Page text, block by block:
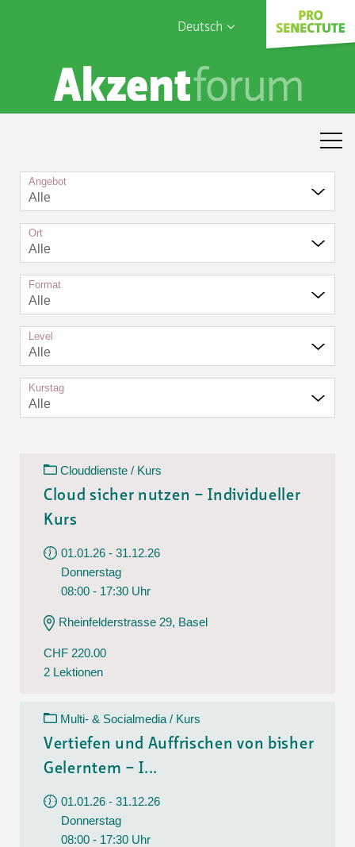
Deutsch
English
Français
Sophia Care
Angebot
Alle
Ort
Alle
Format
Alle
Level
Alle
Kurstag
Alle
Clouddienste / Kurs
Cloud sicher nutzen – Individueller
Kurs
01.01.26 - 31.12.26
Donnerstag
08:00 - 17:30 Uhr
Rheinfelderstrasse 29, Basel
CHF 220.00
2 Lektionen
Multi- & Socialmedia / Kurs
Vertiefen und Auffrischen von bisher
Gelerntem – I...
01.01.26 - 31.12.26
Donnerstag
08:00 - 17:30 Uhr